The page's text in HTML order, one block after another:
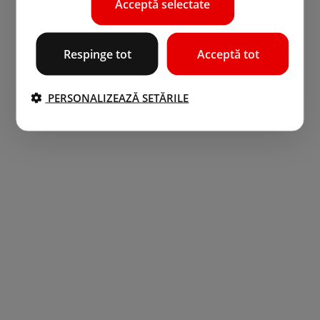
Acceptă selectate
Acceptă tot
Respinge tot
PERSONALIZEAZĂ SETĂRILE